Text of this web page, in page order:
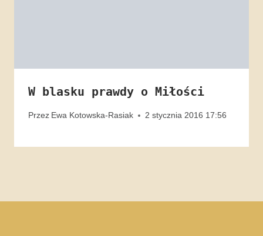
W blasku prawdy o Miłości
Przez Ewa Kotowska-Rasiak 2 stycznia 2016 17:56